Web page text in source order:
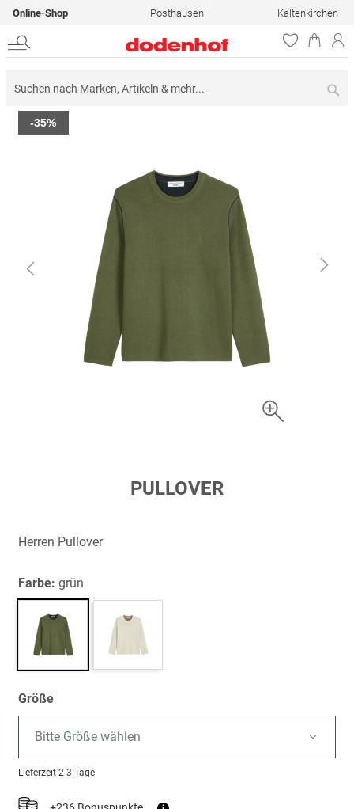
Online-Shop Posthausen Kaltenkirchen
Zum
Ende
-35%
springen
PULLOVER
Herren Pullover
Farbe: grün
Größe
Bitte Größe wählen
Lieferzeit 2-3 Tage